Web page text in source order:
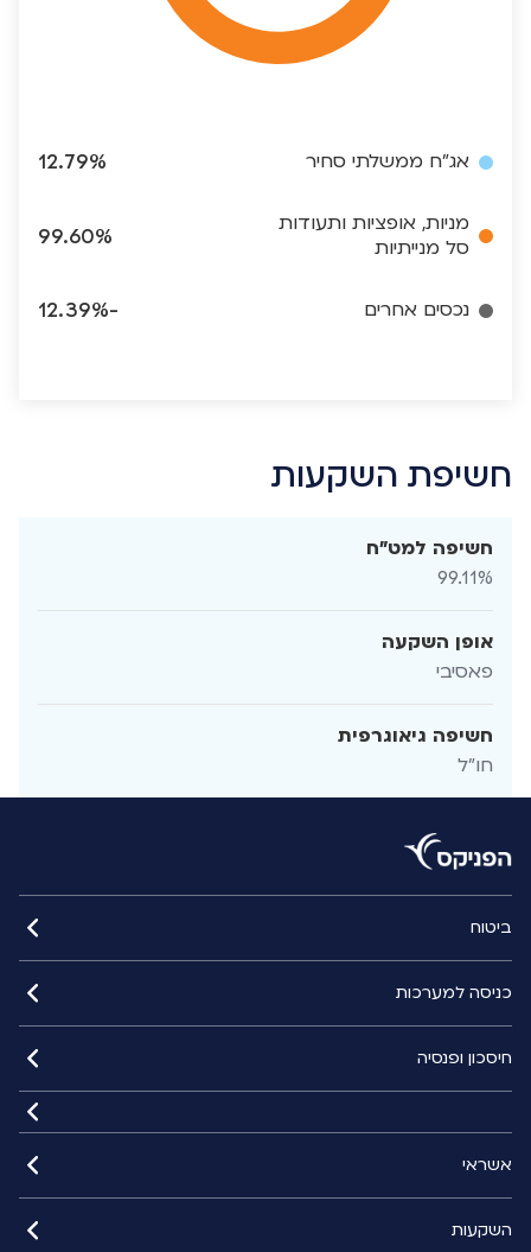
אג"ח ממשלתי סחיר 12.79%
מניות, אופציות ותעודות
סל מנייתיות
99.60%
נכסים אחרים -12.39%
חשיפת השקעות
חשיפה למט"ח
99.11%
אופן השקעה
פאסיבי
חשיפה גיאוגרפית
חו"ל
ביטוח
כניסה למערכות
חיסכון ופנסיה
אשראי
השקעות